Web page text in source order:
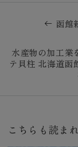
函館
水産物の加工業
テ貝柱 北海道函
こちらも読ま